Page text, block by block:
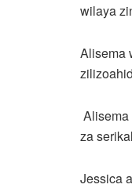
wilaya
Alisema
za
Jessica